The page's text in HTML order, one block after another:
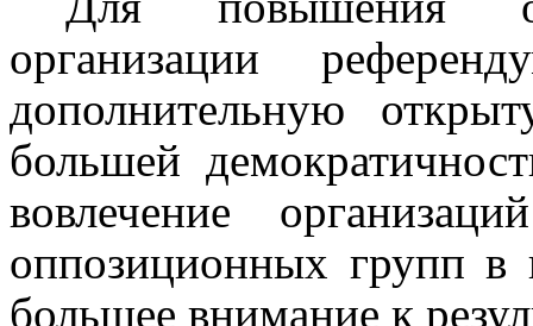
организации
дополнительную
большей
вовлечение
оппозиционных групп в
большее внимание к